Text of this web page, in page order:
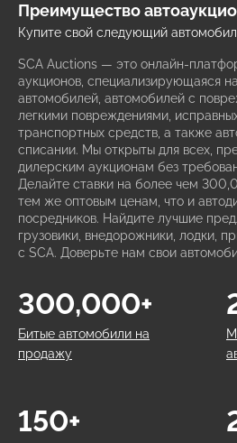
Преимущество
Купите свой следующий
SCA Auctions — это онлайн-
аукционов, специализирующаяся
автомобилей, автомобилей с
легкими повреждениями,
транспортных средств, а также
списании. Мы открыты для всех,
дилерским аукционам без
Делайте ставки на более чем
тем же оптовым ценам, что и
посредников. Найдите лучшие
грузовики, внедорожники, лодки,
с SCA. Доверьте нам свои
Битые автомобили на
продажу
300,000+
150+